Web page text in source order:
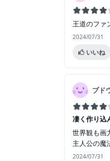
王道のファ
2024/07/31
いいね
ブド
凄く作り込
世界観も画
主人公の魔
2024/07/31